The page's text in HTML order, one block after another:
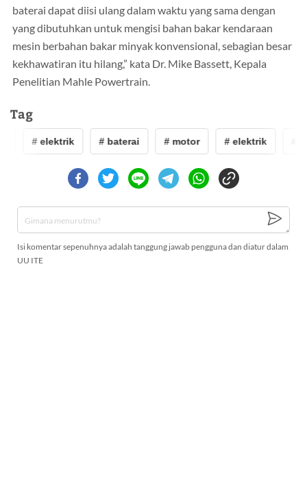
baterai dapat diisi ulang dalam waktu yang sama dengan
yang dibutuhkan untuk mengisi bahan bakar kendaraan
mesin berbahan bakar minyak konvensional, sebagian besar
kekhawatiran itu hilang,” kata Dr. Mike Bassett, Kepala
Penelitian Mahle Powertrain.
Tag
# elektrik # baterai # motor # elektrik #
Isi komentar sepenuhnya adalah tanggung jawab pengguna dan diatur dalam
UU ITE